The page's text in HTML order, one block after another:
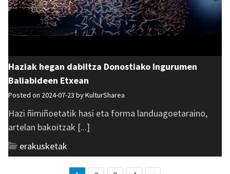
Haziak hegan dabiltza Donostiako Ingurumen
Baliabideen Etxean
Posted on 2024-07-23 byKulturSharea
Hazi ñimiñoetatik hasi eta forma landuagoetaraino,
artelan bakoitzak [...]
erakusketak